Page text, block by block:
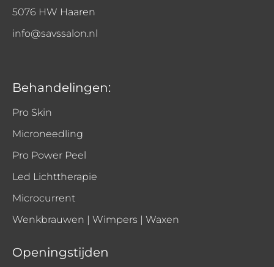
5076 HW Haaren
info@savssalon.nl
Behandelingen:
Pro Skin
Microneedling
Pro Power Peel
Led Lichttherapie
Microcurrent
Wenkbrauwen | Wimpers | Waxen
Openingstijden